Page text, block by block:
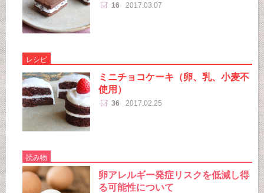
16 2017.03.07
レシピ
ミニチョコケーキ（卵、乳、小麦不
使用）
36 2017.02.25
読み物
卵アレルギー発症リスクを低減し得
る可能性について